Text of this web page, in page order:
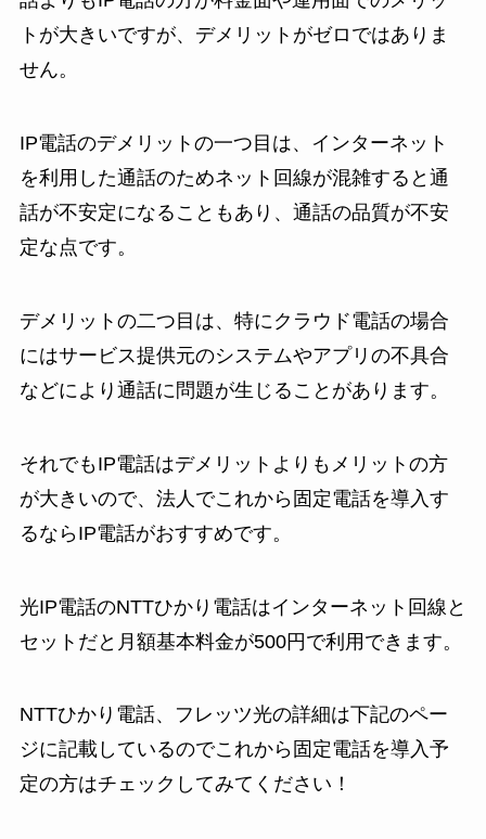
トが大きいですが、デメリットがゼロではありま
せん。
IP電話のデメリットの一つ目は、インターネット
を利用した通話のためネット回線が混雑すると通
話が不安定になることもあり、通話の品質が不安
定な点です。
デメリットの二つ目は、特にクラウド電話の場合
にはサービス提供元のシステムやアプリの不具合
などにより通話に問題が生じることがあります。
それでもIP電話はデメリットよりもメリットの方
が大きいので、法人でこれから固定電話を導入す
るならIP電話がおすすめです。
光IP電話のNTTひかり電話はインターネット回線と
セットだと月額基本料金が500円で利用できます。
NTTひかり電話、フレッツ光の詳細は下記のペー
ジに記載しているのでこれから固定電話を導入予
定の方はチェックしてみてください！